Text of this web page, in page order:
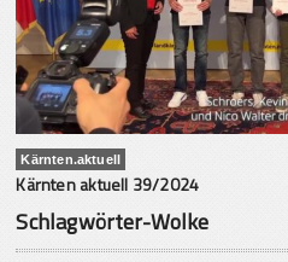
Kärnten.aktuell
Kärnten aktuell 39/2024
Schlagwörter-Wolke